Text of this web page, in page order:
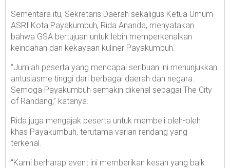
Sementara itu, Sekretaris Daerah sekaligus Ketua Umum
ASRI Kota Payakumbuh, Rida Ananda, menyatakan
bahwa GSA bertujuan untuk lebih memperkenalkan
keindahan dan kekayaan kuliner Payakumbuh.
“Jumlah peserta yang mencapai seribuan ini menunjukkan
antusiasme tinggi dari berbagai daerah dan negara.
Semoga Payakumbuh semakin dikenal sebagai The City
of Randang,” katanya.
Rida juga mengajak peserta untuk membeli oleh-oleh
khas Payakumbuh, terutama varian rendang yang
terkenal.
“Kami berharap event ini memberikan kesan yang baik